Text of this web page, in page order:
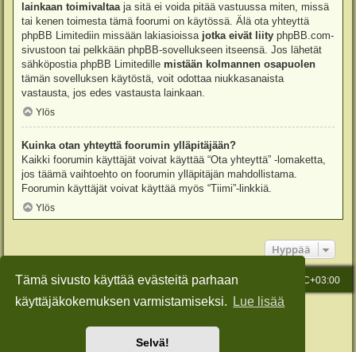
Tämä sivusto käyttää evästeitä parhaan
käyttäjäkokemuksen varmistamiseksi.
Lue lisää
Selvä!
lainkaan toimivaltaaja sitä ei voida pitää vastuussa miten, missä
tai kenen toimesta tämä foorumi on käytössä. Älä ota yhteyttä
phpBB Limitediin missään lakiasioissa jotka eivät liity phpBB.com-
sivustoon tai pelkkään phpBB-sovellukseen itseensä. Jos lähetät
sähköpostia phpBB Limitedille mistään kolmannen osapuolen
tämän sovelluksen käytöstä, voit odottaa niukkasanaista
vastausta, jos edes vastausta lainkaan.
Ylös
Kuinka otan yhteyttä foorumin ylläpitäjään?
Kaikki foorumin käyttäjät voivat käyttää “Ota yhteyttä” -lomaketta,
jos täämä vaihtoehto on foorumin ylläpitäjän mahdollistama.
Foorumin käyttäjät voivat käyttää myös “Tiimi”-linkkiä.
Ylös
Hyppää
Etusivu Kaikki ajat ovat UTC+03:00
Viesti Ylläpidolle
Keskustelufoorumin ohjelmistophpBB® Forum Software © phpBB Limited